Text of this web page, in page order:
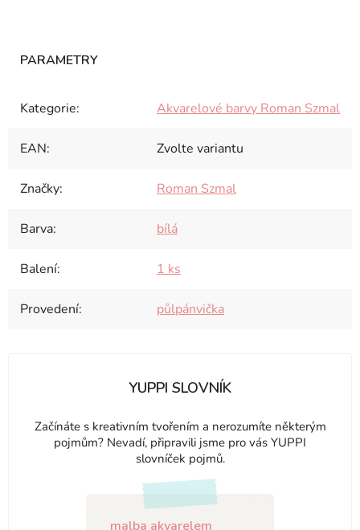
Kategorie: Akvarelové barvy Roman Szmal
EAN: Zvolte variantu
Značky: Roman Szmal
Barva: bílá
Balení: 1 ks
Provedení: půlpánvička
YUPPI SLOVNÍK
Začínáte s kreativním tvořením a nerozumíte některým
pojmům? Nevadí, připravili jsme pro vás YUPPI
slovníček pojmů.
malba akvarelem